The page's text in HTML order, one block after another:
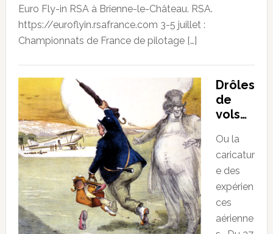
Euro Fly-in RSA à Brienne-le-Château. RSA.
https://euroflyin.rsafrance.com 3-5 juillet :
Championnats de France de pilotage […]
Drôles
de
vols…
Ou la
caricatur
e des
expérien
ces
aérienne